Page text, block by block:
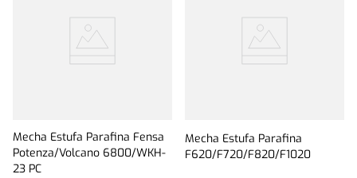
Mecha Estufa Parafina Fensa
Potenza/Volcano 6800/WKH-
23 PC
Mecha Estufa Parafina
F620/F720/F820/F1020